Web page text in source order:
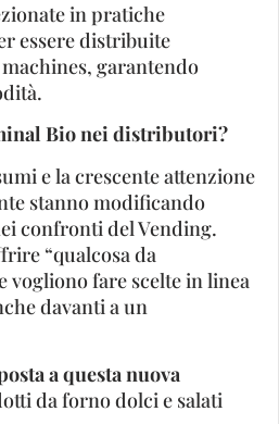
in pratiche
essere distribuite
garantendo
Bio nei distributori?
e la crescente attenzione
stanno modificando
confronti del Vending.
“qualcosa da
vogliono fare scelte in linea
davanti a un
a questa nuova
da forno dolci e salati